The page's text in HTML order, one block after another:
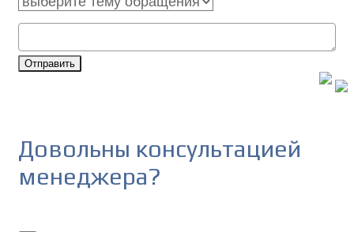
Отправить
Довольны консультацией
менеджера?